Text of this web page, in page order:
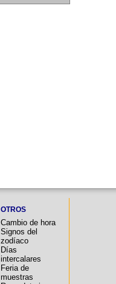
OTROS
Cambio de hora
Signos del
zodíaco
Días
intercalares
Feria de
muestras